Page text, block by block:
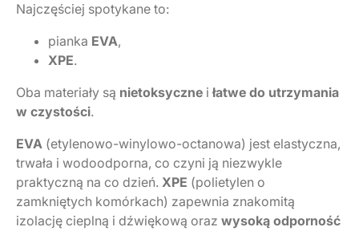
Najczęściej spotykane to:
pianka EVA,
XPE.
Oba materiały są nietoksyczne iłatwe do utrzymania
w czystości.
EVA (etylenowo-winylowo-octanowa) jest elastyczna,
trwała i wodoodporna, co czyni ją niezwykle
praktyczną na co dzień. XPE (polietylen o
zamkniętych komórkach) zapewnia znakomitą
izolację cieplną i dźwiękową oraz wysoką odporność